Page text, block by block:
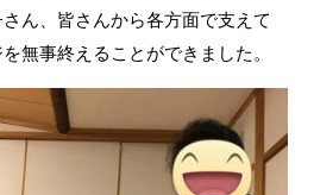
ん、皆さんから各方面で支えて
無事終えることができました。